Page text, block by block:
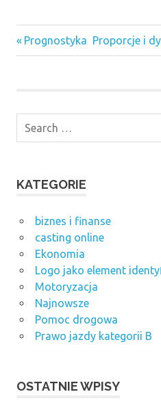
Nawigacja
Previous
Post:
Prognostyka Next
Post:
Proporcje i
KATEGORIE
biznes i finanse
casting online
Ekonomia
Logo jako element
Motoryzacja
Najnowsze
Pomoc drogowa
Prawo jazdy kategorii B
OSTATNIE WPISY